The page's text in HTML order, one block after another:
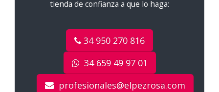
tienda de confianza a que lo haga:
34 950 270 816
34 659 49 97 01
profesionales@elpezrosa.com